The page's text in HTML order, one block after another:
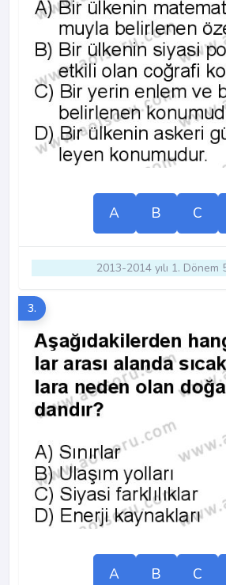
A B C
2013-2014 yılı 1. Dönem
3.
A B C